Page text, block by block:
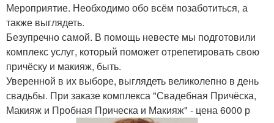
Мероприятие. Необходимо обо всём позаботиться, а
также выглядеть.
Безупречно самой. В помощь невесте мы подготовили
комплекс услуг, который поможет отрепетировать свою
причёску и макияж, быть.
Уверенной в их выборе, выглядеть великолепно в день
свадьбы. При заказе комплекса "Свадебная Причёска,
Макияж и Пробная Прическа и Макияж" - цена 6000 р